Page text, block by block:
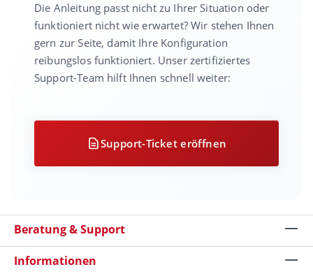
Die Anleitung passt nicht zu Ihrer Situation oder
funktioniert nicht wie erwartet? Wir stehen Ihnen
gern zur Seite, damit Ihre Konfiguration
reibungslos funktioniert. Unser zertifiziertes
Support-Team hilft Ihnen schnell weiter:
Support-Ticket eröffnen
Beratung & Support
Informationen